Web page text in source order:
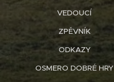
VEDOUCÍ
ZPĚVNÍK
ODKAZY
OSMERO DOBRÉ HRY